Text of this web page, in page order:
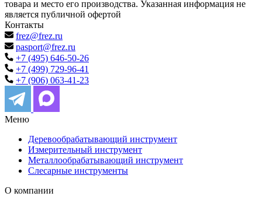
товара и место его производства. Указанная информация не
является публичной офертой
Контакты
frez@frez.ru
pasport@frez.ru
+7 (495) 646-50-26
+7 (499) 729-96-41
+7 (906) 063-41-23
Меню
Деревообрабатывающий инструмент
Измерительный инструмент
Металлообрабатывающий инструмент
Слесарные инструменты
О компании